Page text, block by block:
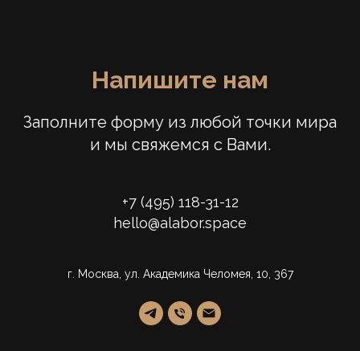
Напишите нам
Заполните форму из любой точки мира
и мы свяжемся с Вами.
+7 (495) 118-31-12
hello@alabor.space
г. Москва, ул. Академика Челомея, 10, 367